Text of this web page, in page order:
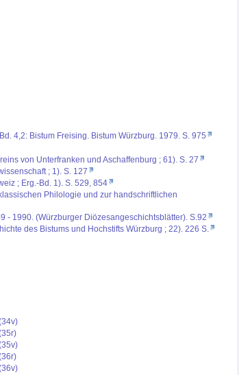
4,2: Bistum Freising. Bistum Würzburg. 1979. S. 975
von Unterfranken und Aschaffenburg ; 61). S. 27
; 1). S. 127
; Erg.-Bd. 1). S. 529, 854
Philologie und zur handschriftlichen
- 1990. (Würzburger Diözesangeschichtsblätter). S.92
des Bistums und Hochstifts Würzburg ; 22). 226 S.